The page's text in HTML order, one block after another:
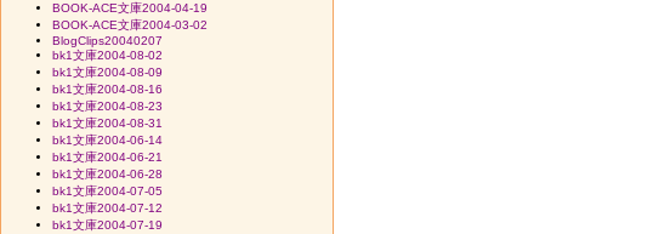
BOOK-ACE文庫2004-04-19
BOOK-ACE文庫2004-03-02
BlogClips20040207
bk1文庫2004-08-02
bk1文庫2004-08-09
bk1文庫2004-08-16
bk1文庫2004-08-23
bk1文庫2004-08-31
bk1文庫2004-06-14
bk1文庫2004-06-21
bk1文庫2004-06-28
bk1文庫2004-07-05
bk1文庫2004-07-12
bk1文庫2004-07-19